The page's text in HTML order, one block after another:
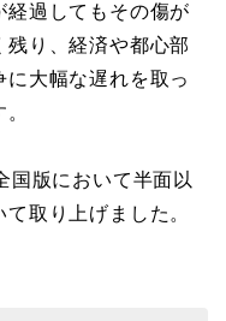
経過してもその傷が
り、経済や都心部
大幅な遅れを取っ
国版において半面以
取り上げました。